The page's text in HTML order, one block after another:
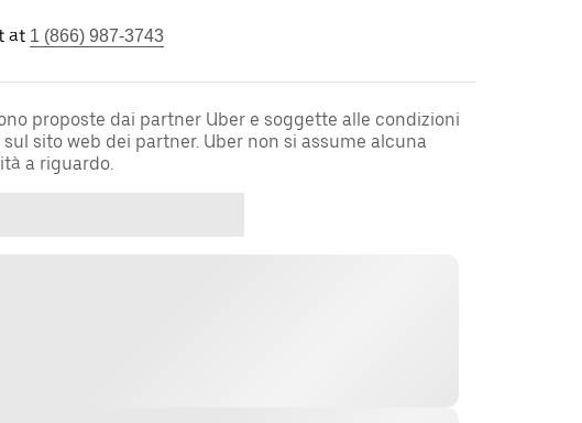
at 1 (866) 987-3743
proposte dai partner Uber e soggette alle condizioni
sito web dei partner. Uber non si assume alcuna
a riguardo.